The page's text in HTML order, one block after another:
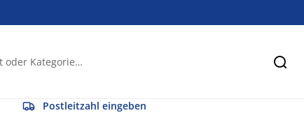
Postleitzahl eingeben